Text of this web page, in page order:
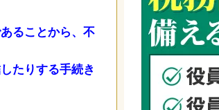
ることから、不
たりする手続き